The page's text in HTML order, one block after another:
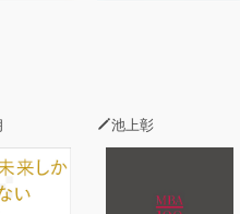
池上彰